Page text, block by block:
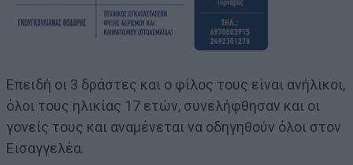
Επειδή οι 3 δράστες και ο φίλος τους είναι ανήλικοι,
όλοι τους ηλικίας 17 ετών, συνελήφθησαν και οι
γονείς τους και αναμένεται να οδηγηθούν όλοι στον
Εισαγγελέα.